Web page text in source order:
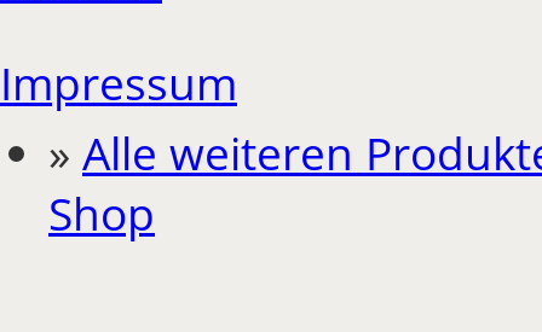
Impressum
» Alle weiteren
Shop